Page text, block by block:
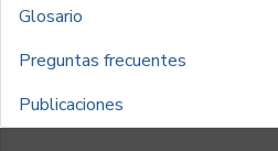
Glosario
Preguntas frecuentes
Publicaciones